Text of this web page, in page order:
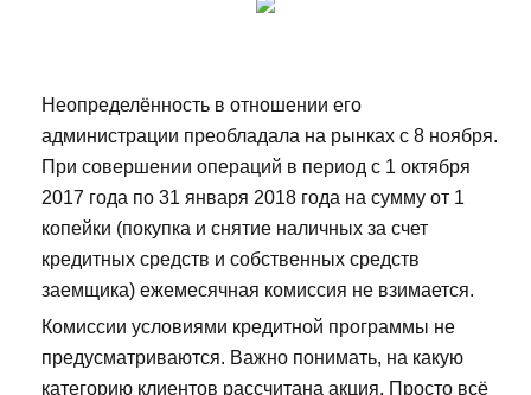
Неопределённость в отношении его
администрации преобладала на рынках с 8 ноября.
При совершении операций в период с 1 октября
2017 года по 31 января 2018 года на сумму от 1
копейки (покупка и снятие наличных за счет
кредитных средств и собственных средств
заемщика) ежемесячная комиссия не взимается.
Комиссии условиями кредитной программы не
предусматриваются. Важно понимать, на какую
категорию клиентов рассчитана акция. Просто всё